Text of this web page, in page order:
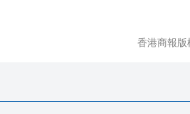
香港商報版